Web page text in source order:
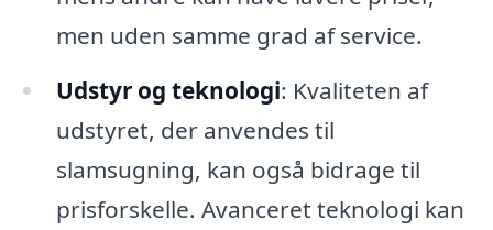
men uden samme grad af service.
Udstyr og teknologi: Kvaliteten af
udstyret, der anvendes til
slamsugning, kan også bidrage til
prisforskelle. Avanceret teknologi kan